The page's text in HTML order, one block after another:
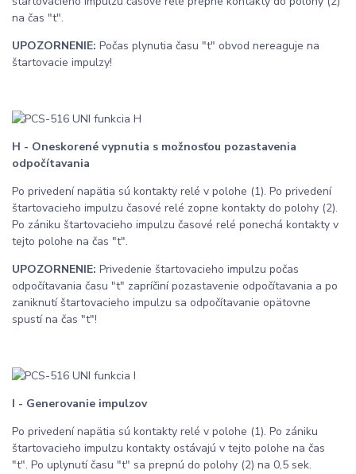
na čas "t".
UPOZORNENIE: Počas plynutia času "t" obvod nereaguje na
štartovacie impulzy!
H - Oneskorené vypnutia s možnosťou pozastavenia
odpočítavania
Po privedení napätia sú kontakty relé v polohe (1). Po privedení
štartovacieho impulzu časové relé zopne kontakty do polohy (2).
Po zániku štartovacieho impulzu časové relé ponechá kontakty v
tejto polohe na čas "t".
UPOZORNENIE: Privedenie štartovacieho impulzu počas
odpočítavania času "t" zapríčiní pozastavenie odpočítavania a po
zaniknutí štartovacieho impulzu sa odpočítavanie opätovne
spustí na čas "t"!
I - Generovanie impulzov
Po privedení napätia sú kontakty relé v polohe (1). Po zániku
štartovacieho impulzu kontakty ostávajú v tejto polohe na čas
"t". Po uplynutí času "t" sa prepnú do polohy (2) na 0,5 sek.